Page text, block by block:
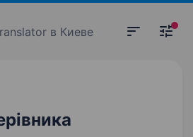
в Киеве